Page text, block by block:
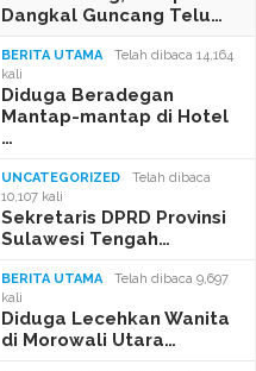
Dangkal Guncang Telu…
BERITA UTAMA
Telah dibaca 14,164
kali
Diduga Beradegan
Mantap-mantap di Hotel
…
UNCATEGORIZED
Telah dibaca
10,107 kali
Sekretaris DPRD Provinsi
Sulawesi Tengah…
BERITA UTAMA
Telah dibaca 9,697
kali
Diduga Lecehkan Wanita
di Morowali Utara…